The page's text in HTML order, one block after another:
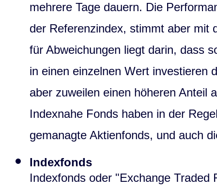
mehrere Tage dauern. Die
der Referenzindex, stimmt aber
für Abweichungen liegt darin, dass
in einen einzelnen Wert investieren
aber zuweilen einen höheren Anteil
Indexnahe Fonds haben in der
gemanagte Aktienfonds, und auch
Indexfonds
Indexfonds oder "Exchange